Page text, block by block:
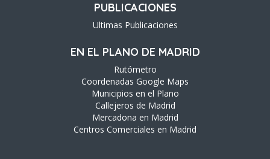
PUBLICACIONES
Ultimas Publicaciones
EN EL PLANO DE MADRID
Rutómetro
Coordenadas Google Maps
Municipios en el Plano
Callejeros de Madrid
Mercadona en Madrid
Centros Comerciales en Madrid